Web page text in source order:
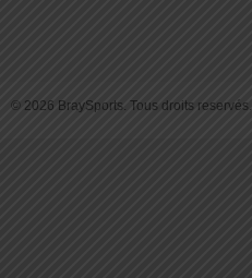
© 2026 BraySports. Tous droits reservés.